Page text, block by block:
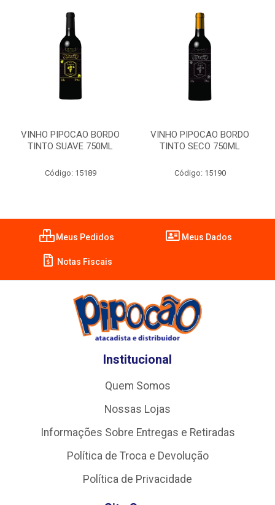
VINHO PIPOCAO BORDO
TINTO SUAVE 750ML
Código: 15189
VINHO PIPOCAO BORDO
TINTO SECO 750ML
Código: 15190
Meus Pedidos Meus Dados
Notas Fiscais
Institucional
Quem Somos
Nossas Lojas
Informações Sobre Entregas e Retiradas
Política de Troca e Devolução
Política de Privacidade